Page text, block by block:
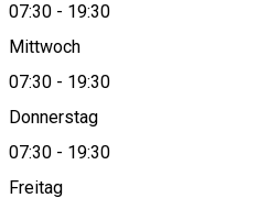
07:30 - 19:30
Mittwoch
07:30 - 19:30
Donnerstag
07:30 - 19:30
Freitag